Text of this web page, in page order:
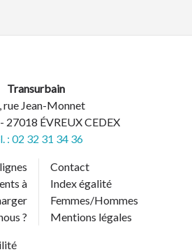
Transurbain
rue Jean-Monnet
27018 ÉVREUX CEDEX
: 02 32 31 34 36
à
?
Contact
Index égalité
Femmes/Hommes
Mentions légales